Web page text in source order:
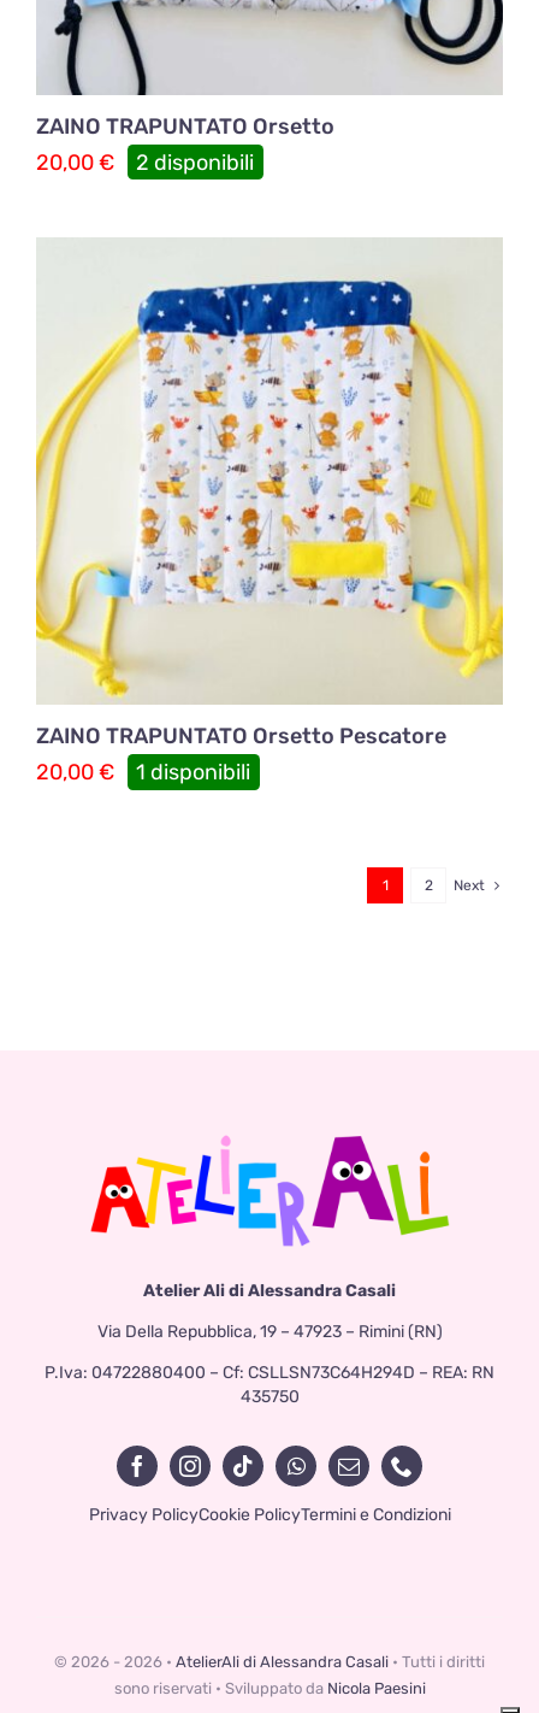
ZAINO TRAPUNTATO Orsetto
20,00€ 2 disponibili
ZAINO TRAPUNTATO Orsetto Pescatore
20,00€ 1 disponibili
1 2 Next
Atelier Ali di Alessandra Casali
Via Della Repubblica, 19 – 47923 – Rimini (RN)
P.Iva: 04722880400 – Cf: CSLLSN73C64H294D – REA: RN
435750
Privacy PolicyCookie PolicyTermini e Condizioni
© 2026 - 2026 • AtelierAli di Alessandra Casali • Tutti i diritti
sono riservati • Sviluppato da Nicola Paesini